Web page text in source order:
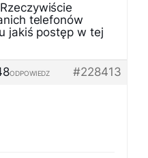
telefonów
jakiś postęp w tej
#228413
ODPOWIEDZ